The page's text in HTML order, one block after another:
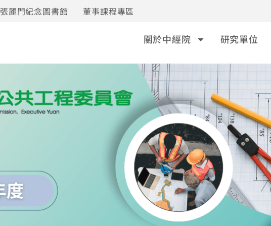
張麗門紀念圖書館 董事課程專區
關於中經院 研究單位